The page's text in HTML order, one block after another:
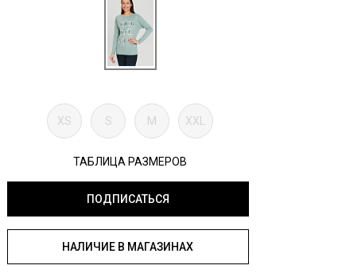
XS S M XXL
ТАБЛИЦА РАЗМЕРОВ
ПОДПИСАТЬСЯ
НАЛИЧИЕ В МАГАЗИНАХ